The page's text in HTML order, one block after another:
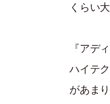
くらい
『アデ
ハイテ
があま